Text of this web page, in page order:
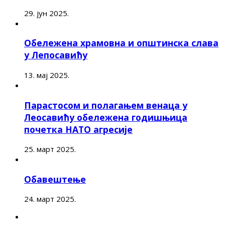
29. јун 2025.
Обележена храмовна и општинска слава
у Лепосавићу
13. мај 2025.
Парастосом и полагањем венаца у
Леосавићу обележена годишњица
почетка НАТО агресије
25. март 2025.
Обавештење
24. март 2025.